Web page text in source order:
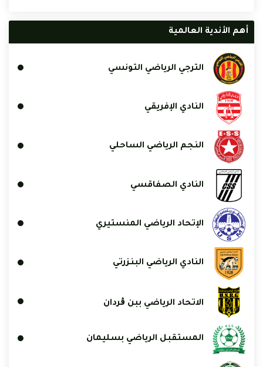
أهم الأندية العالمية
الترجي الرياضي التونسي
النادي الإفريقي
النجم الرياضي الساحلي
النادي الصفاقسي
الإتحاد الرياضي المنستيري
النادي الرياضي البنزرتي
الاتحاد الرياضي ببن ڨردان
المستقبل الرياضي بسليمان